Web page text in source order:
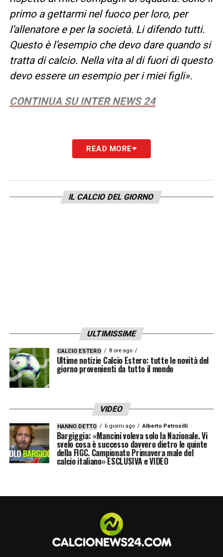
primo a gettarmi nel fuoco per loro, per
l’allenatore e per la società. Li difendo tutti.
Questo è l’esempio che devo dare quando si
tratta di calcio. Nella vita al di fuori di questo
devo essere un esempio per i miei figli».
CONTINUA SU INTER NEWS 24
LA PLAYLIST DELLE NOSTRE TOP NEWS
READ MORE
IL CALCIO DEL GIORNO
ULTIMISSIME
CALCIO ESTERO 8 ore ago
Ultime notizie Calcio Estero: tutte le novità del
giorno provenienti da tutto il mondo
VIDEO
HANNO DETTO 6 giorni ago Alberto Petrosilli
Bargiggia: «Mancini voleva solo la Nazionale. Vi
svelo cosa è successo davvero dietro le quinte
della FIGC. Campionato Primavera male del
calcio italiano» ESCLUSIVA e VIDEO